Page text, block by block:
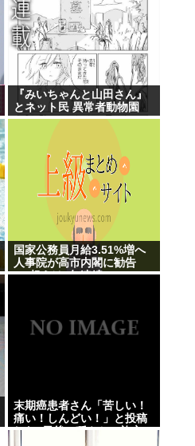
『みいちゃんと山田さん』
とネット民 異常者動物園
国家公務員月給3.51%増へ
人事院が高市内閣に勧告
3%超えは2年連続
末期癌患者さん「苦しい！
痛い！しんどい！」と投稿
した5日後に穏やかに旅立つ